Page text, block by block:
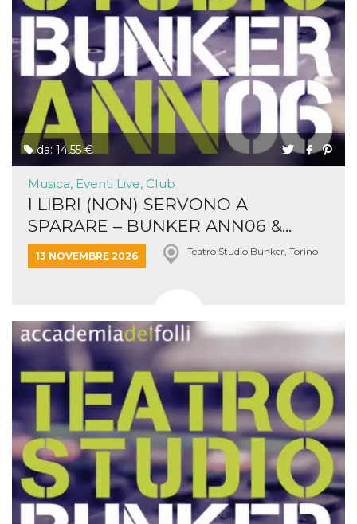
da: 14,55 €
Musica, Eventi Live, Club
I LIBRI (NON) SERVONO A
SPARARE – BUNKER ANN06 &...
13 NOVEMBRE 2026 Teatro Studio Bunker, Torino